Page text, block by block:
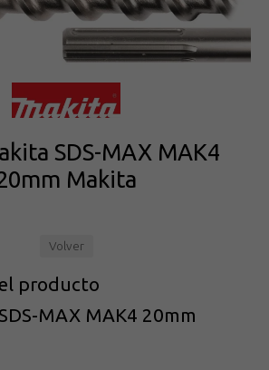
SDS-MAX MAK4
Makita
Volver
producto
MAX MAK4 20mm